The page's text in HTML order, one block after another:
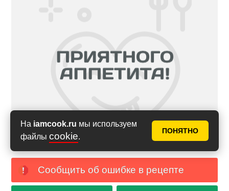
На iamcook.ru мы используем
файлы cookie.
ПОНЯТНО
Сообщить об ошибке в рецепте